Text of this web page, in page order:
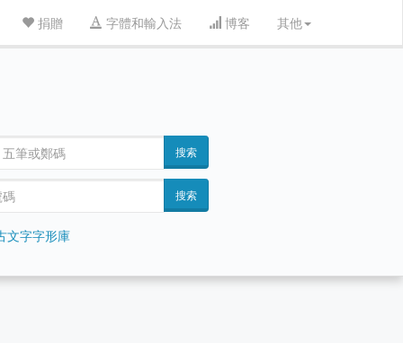
捐贈 字體和輸入法 博客 其他
搜索
搜索
文字字形庫